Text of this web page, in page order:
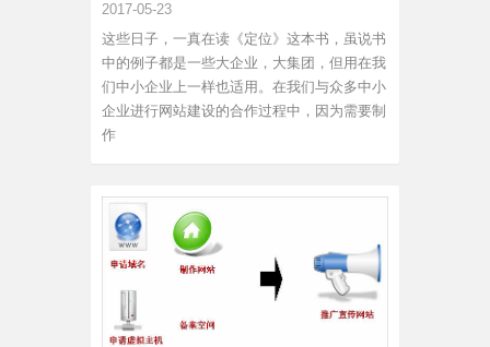
2017-05-23
这些日子，一真在读《定位》这本书，虽说书
中的例子都是一些大企业，大集团，但用在我
们中小企业上一样也适用。在我们与众多中小
企业进行网站建设的合作过程中，因为需要制
作